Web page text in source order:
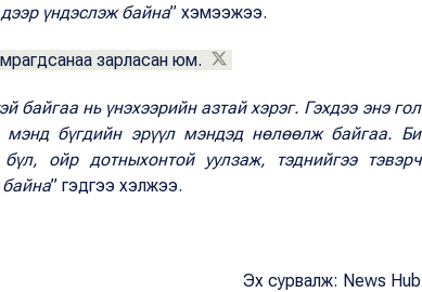
үндэслэж байна” хэмээжээ.
зарласан юм.
нь үнэхээрийн азтай хэрэг. Гэхдээ энэ гол
бүгдийн эрүүл мэндэд нөлөөлж байгаа. Би
ойр дотныхонтой уулзаж, тэднийгээ тэвэрч
” гэдгээ хэлжээ.
Эх сурвалж: News Hub